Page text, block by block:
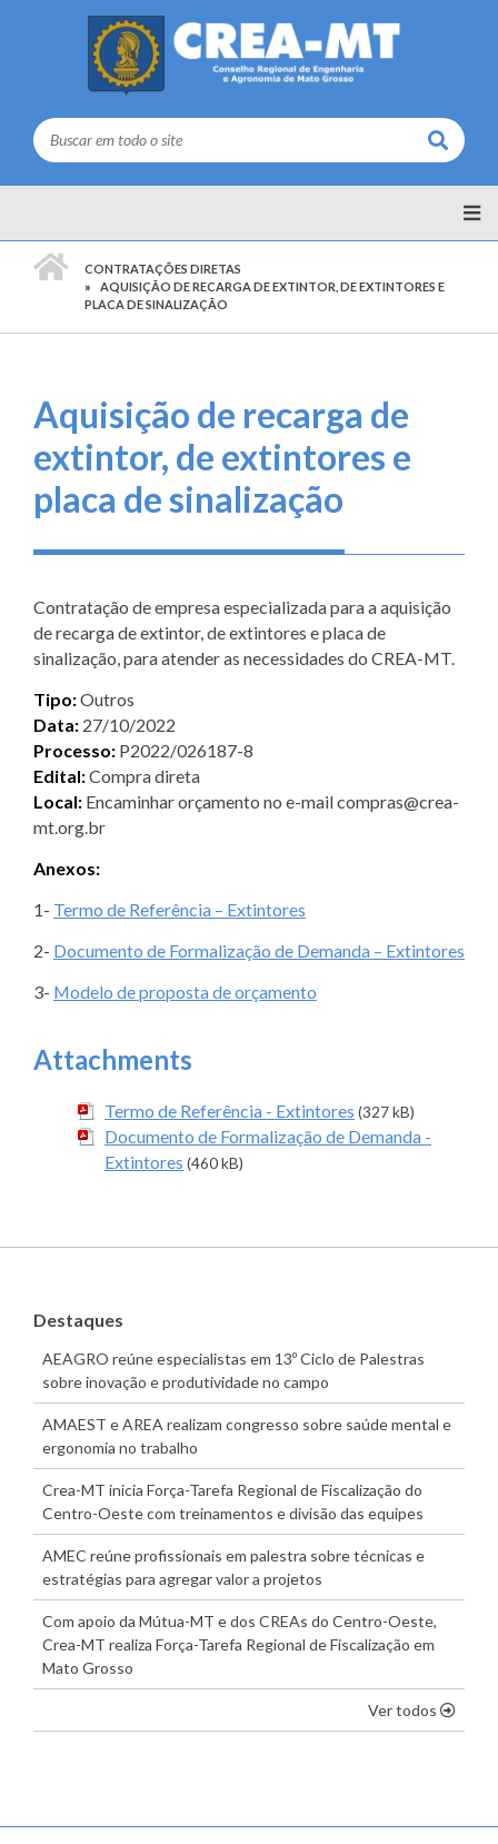
Buscar
CONTRATAÇÕES DIRETAS
AQUISIÇÃO DE RECARGA DE EXTINTOR, DE EXTINTORES E
PLACA DE SINALIZAÇÃO
Aquisição de recarga de
extintor, de extintores e
placa de sinalização
Contratação de empresa especializada para a aquisição
de recarga de extintor, de extintores e placa de
sinalização, para atender as necessidades do CREA-MT.
Tipo:Outros
Data: 27/10/2022
Processo: P2022/026187-8
Edital:Compra direta
Local: Encaminhar orçamento no e-mail compras@crea-
mt.org.br
Anexos:
1- Termo de Referência – Extintores
2- Documento de Formalização de Demanda – Extintores
3- Modelo de proposta de orçamento
Attachments
Termo de Referência - Extintores (327 kB)
Documento de Formalização de Demanda -
Extintores (460 kB)
Destaques
AEAGRO reúne especialistas em 13º Ciclo de Palestras
sobre inovação e produtividade no campo
AMAEST e AREA realizam congresso sobre saúde mental e
ergonomia no trabalho
Crea-MT inicia Força-Tarefa Regional de Fiscalização do
Centro-Oeste com treinamentos e divisão das equipes
AMEC reúne profissionais em palestra sobre técnicas e
estratégias para agregar valor a projetos
Com apoio da Mútua-MT e dos CREAs do Centro-Oeste,
Crea-MT realiza Força-Tarefa Regional de Fiscalização em
Mato Grosso
Ver todos os